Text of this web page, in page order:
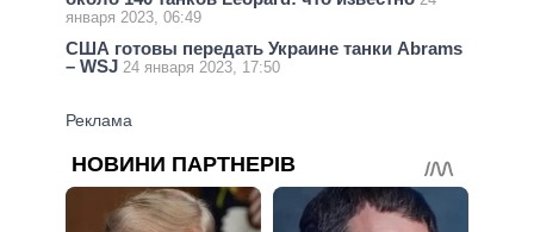
января 2023, 06:49
США готовы передать Украине танки Abrams
– WSJ 24 января 2023, 17:50